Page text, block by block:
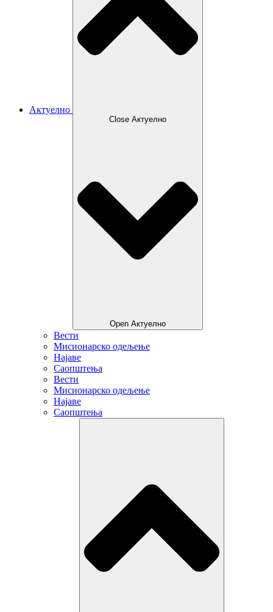
Актуелно
Close Актуелно
Open Актуелно
Вести
Мисионарско одељење
Најаве
Саопштења
Вести
Мисионарско одељење
Најаве
Саопштења